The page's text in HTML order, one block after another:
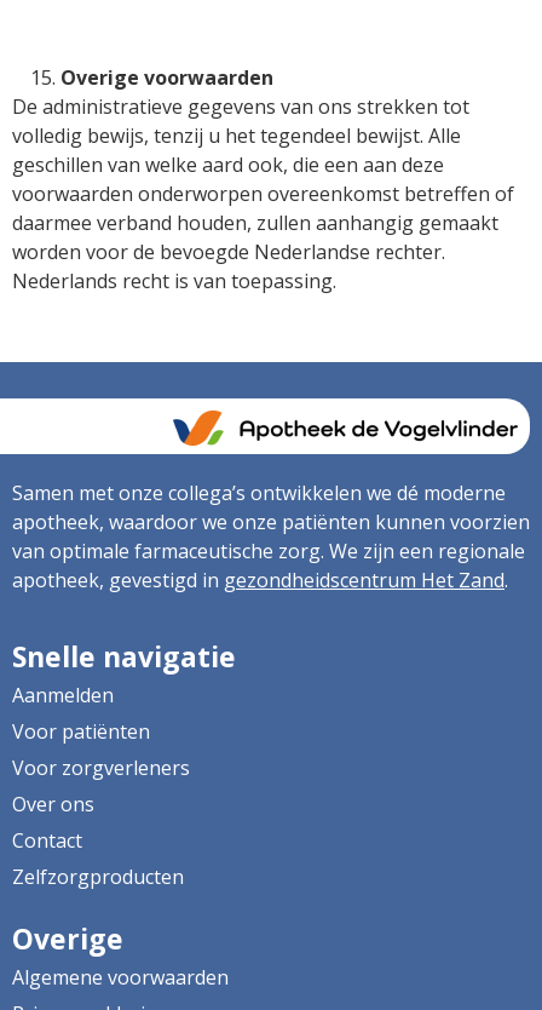
Overige voorwaarden
De administratieve gegevens van ons strekken tot
volledig bewijs, tenzij u het tegendeel bewijst. Alle
geschillen van welke aard ook, die een aan deze
voorwaarden onderworpen overeenkomst betreffen of
daarmee verband houden, zullen aanhangig gemaakt
worden voor de bevoegde Nederlandse rechter.
Nederlands recht is van toepassing.
Samen met onze collega’s ontwikkelen we dé moderne
apotheek, waardoor we onze patiënten kunnen voorzien
van optimale farmaceutische zorg. We zijn een regionale
apotheek, gevestigd in gezondheidscentrum Het Zand.
Snelle navigatie
Aanmelden
Voor patiënten
Voor zorgverleners
Over ons
Contact
Zelfzorgproducten
Overige
Algemene voorwaarden